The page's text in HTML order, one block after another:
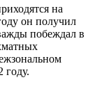
на
он получил
побеждал в
году.